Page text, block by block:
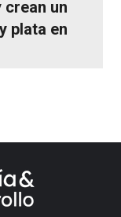
crean un
plata en